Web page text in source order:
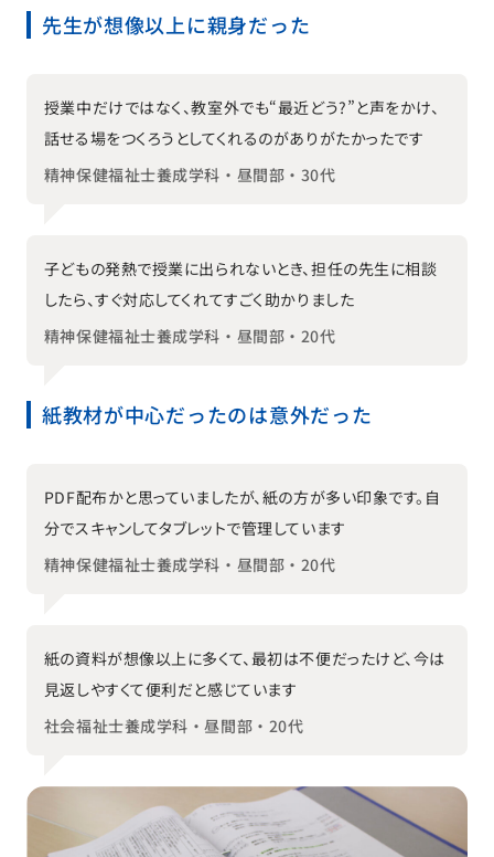
先生が想像以上に親身だった
授業中だけではなく、教室外でも“最近どう？”と声をかけ、
話せる場をつくろうとしてくれるのがありがたかったです
精神保健福祉士養成学科・昼間部・30代
子どもの発熱で授業に出られないとき、担任の先生に相談
したら、すぐ対応してくれてすごく助かりました
精神保健福祉士養成学科・昼間部・20代
紙教材が中心だったのは意外だった
PDF配布かと思っていましたが、紙の方が多い印象です。自
分でスキャンしてタブレットで管理しています
精神保健福祉士養成学科・昼間部・20代
紙の資料が想像以上に多くて、最初は不便だったけど、今は
見返しやすくて便利だと感じています
社会福祉士養成学科・昼間部・20代